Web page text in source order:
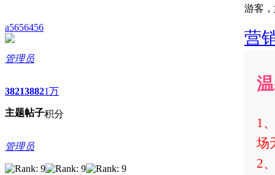
a5656456
管理员
3821
主题
3882
帖子
1万
积分
管理员
游客
营
1
场
2